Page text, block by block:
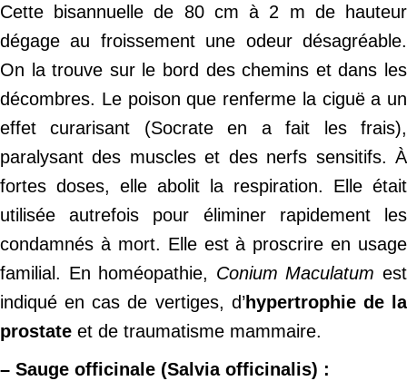
Cette bisannuelle de 80 cm à 2 m de hauteur
dégage au froissement une odeur désagréable.
On la trouve sur le bord des chemins et dans les
décombres. Le poison que renferme la ciguë a un
effet curarisant (Socrate en a fait les frais),
paralysant des muscles et des nerfs sensitifs. À
fortes doses, elle abolit la respiration. Elle était
utilisée autrefois pour éliminer rapidement les
condamnés à mort. Elle est à proscrire en usage
familial. En homéopathie, Conium Maculatum est
indiqué en cas de vertiges, d’hypertrophie de la
prostate et de traumatisme mammaire.
– Sauge officinale (Salvia officinalis) :